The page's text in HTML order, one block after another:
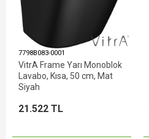
7798B083-0001
VitrA Frame Yarı Monoblok
Lavabo, Kısa, 50 cm, Mat
Siyah
21.522 TL